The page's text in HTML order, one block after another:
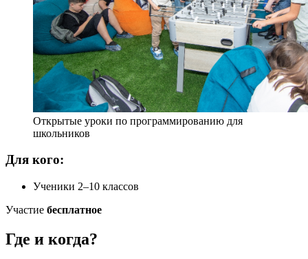
Открытые уроки по программированию для
школьников
Для кого:
Ученики 2–10 классов
Участие бесплатное
Где и когда?